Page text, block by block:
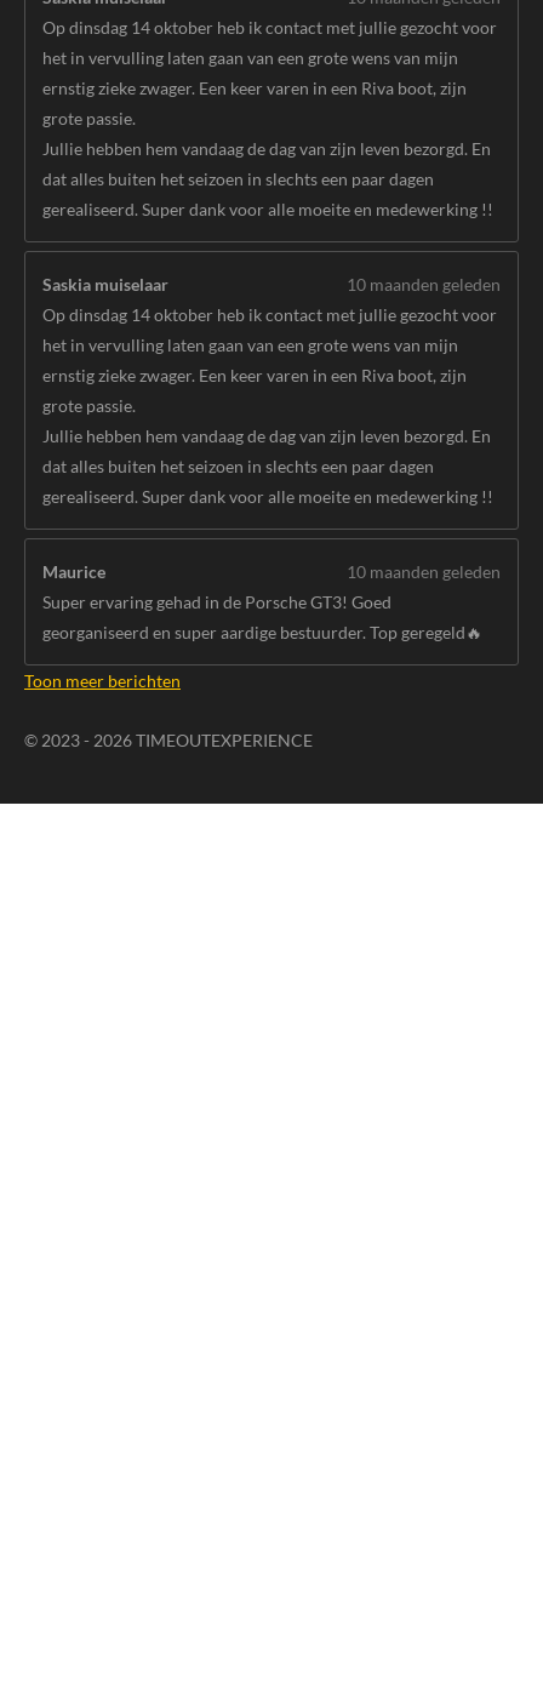
Op dinsdag 14 oktober heb ik contact met jullie gezocht voor
het in vervulling laten gaan van een grote wens van mijn
ernstig zieke zwager. Een keer varen in een Riva boot, zijn
grote passie.
Jullie hebben hem vandaag de dag van zijn leven bezorgd. En
dat alles buiten het seizoen in slechts een paar dagen
gerealiseerd. Super dank voor alle moeite en medewerking !!
Saskia muiselaar
10 maanden geleden
Op dinsdag 14 oktober heb ik contact met jullie gezocht voor
het in vervulling laten gaan van een grote wens van mijn
ernstig zieke zwager. Een keer varen in een Riva boot, zijn
grote passie.
Jullie hebben hem vandaag de dag van zijn leven bezorgd. En
dat alles buiten het seizoen in slechts een paar dagen
gerealiseerd. Super dank voor alle moeite en medewerking !!
Maurice
10 maanden geleden
Super ervaring gehad in de Porsche GT3! Goed
georganiseerd en super aardige bestuurder. Top geregeld🔥
Toon meer berichten
© 2023 - 2026 TIMEOUTEXPERIENCE